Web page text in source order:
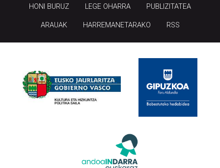
HONI BURUZ LEGE OHARRA PUBLIZITATEA
ARAUAK HARREMANETARAKO RSS